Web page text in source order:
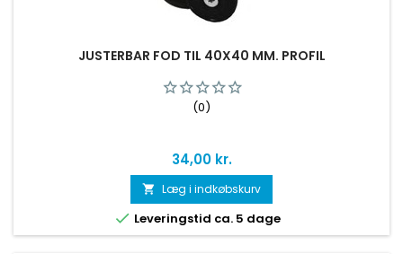
JUSTERBAR FOD TIL 40X40 MM. PROFIL
(0)
Pris
34,00 kr.
 Læg i indkøbskurv
 Leveringstid ca. 5 dage